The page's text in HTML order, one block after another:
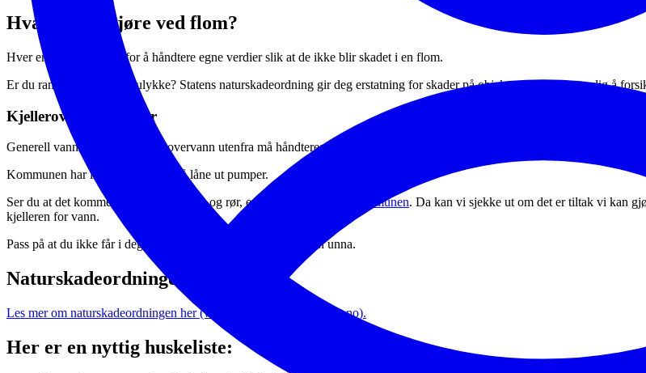
Hva kan du gjøre ved flom?
Hver enkelt har ansvar for å håndtere egne verdier slik at de ikke blir skadet i en flom.
Er du rammet av en naturulykke? Statens naturskadeordning gir deg erstatning for skader på objekter det ikke er mulig å
Kjelleroversvømmelser
Generell vanninnstrømning via overvann utenfra må håndteres av forsikringsselskapet ditt.
Kommunen har ikke anledning til å låne ut pumper.
Ser du at det kommer vann opp av sluk og rør, er det viktig å
varsle kommunen. Da kan vi sjekke ut om det er tiltak vi kan
kjelleren for vann.
Pass på at du ikke får i deg kjellervann med kloakk. Hold barn unna.
Naturskadeordningen
Les mer om naturskadeordningen her (www.landbruksdirektoratet.no).
Her er en nyttig huskeliste: